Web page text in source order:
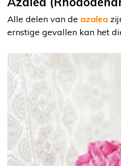
Alle delen van de azalea
ernstige gevallen kan het